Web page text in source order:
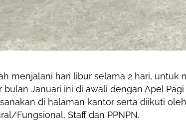
menjalani hari libur selama 2 hari,
Januari ini di awali dengan Apel
di halaman kantor serta diikuti
Fungsional, Staff dan PPNPN.